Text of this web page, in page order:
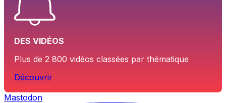
DES VIDÉOS
Plus de 2 800 vidéos classées par thématique
Découvrir
Mastodon